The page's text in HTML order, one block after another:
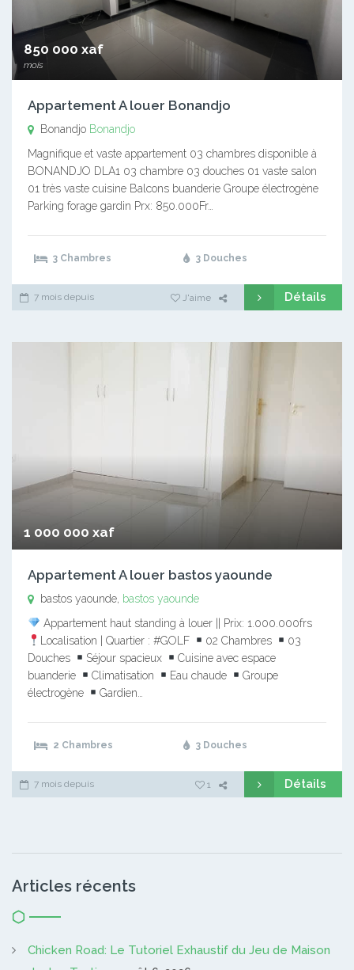
850 000 xaf
mois
Appartement A louer Bonandjo
Bonandjo Bonandjo
Magnifique et vaste appartement 03 chambres disponible à
BONANDJO DLA1 03 chambre 03 douches 01 vaste salon
01 très vaste cuisine Balcons buanderie Groupe électrogène
Parking forage gardin Prx: 850.000Fr…
3 Chambres 3 Douches
7 mois depuis J'aime Détails
1 000 000 xaf
Appartement A louer bastos yaounde
bastos yaounde, bastos yaounde
Appartement haut standing à louer || Prix: 1.000.000frs
Localisation | Quartier : #GOLF
02 Chambres
03
Douches
Séjour spacieux
Cuisine avec espace
buanderie
Climatisation Eau chaude
Groupe
électrogène
Gardien…
2 Chambres 3 Douches
7 mois depuis 1 Détails
Articles récents
Chicken Road: Le Tutoriel Exhaustif du Jeu de Maison